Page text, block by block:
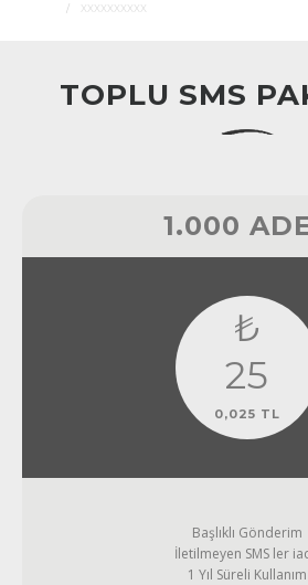
XXXXXXXXXX
TOPLU SMS
1.000
₺
25
0,025 TL
Başlıklı Gönderim
İletilmeyen SMS ler
1 Yıl Süreli Kullanım